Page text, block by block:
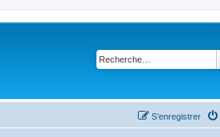
S’enregistrer